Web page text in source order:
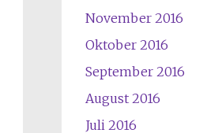
November 2016
Oktober 2016
September 2016
August 2016
Juli 2016